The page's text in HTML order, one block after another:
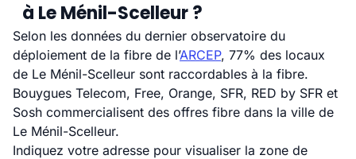
à Le Ménil-Scelleur ?
Selon les données du dernier observatoire du
déploiement de la fibre de l’ARCEP, 77% des locaux
de Le Ménil-Scelleur sont raccordables à la fibre.
Bouygues Telecom, Free, Orange, SFR, RED by SFR et
Sosh commercialisent des offres fibre dans la ville de
Le Ménil-Scelleur.
Indiquez votre adresse pour visualiser la zone de